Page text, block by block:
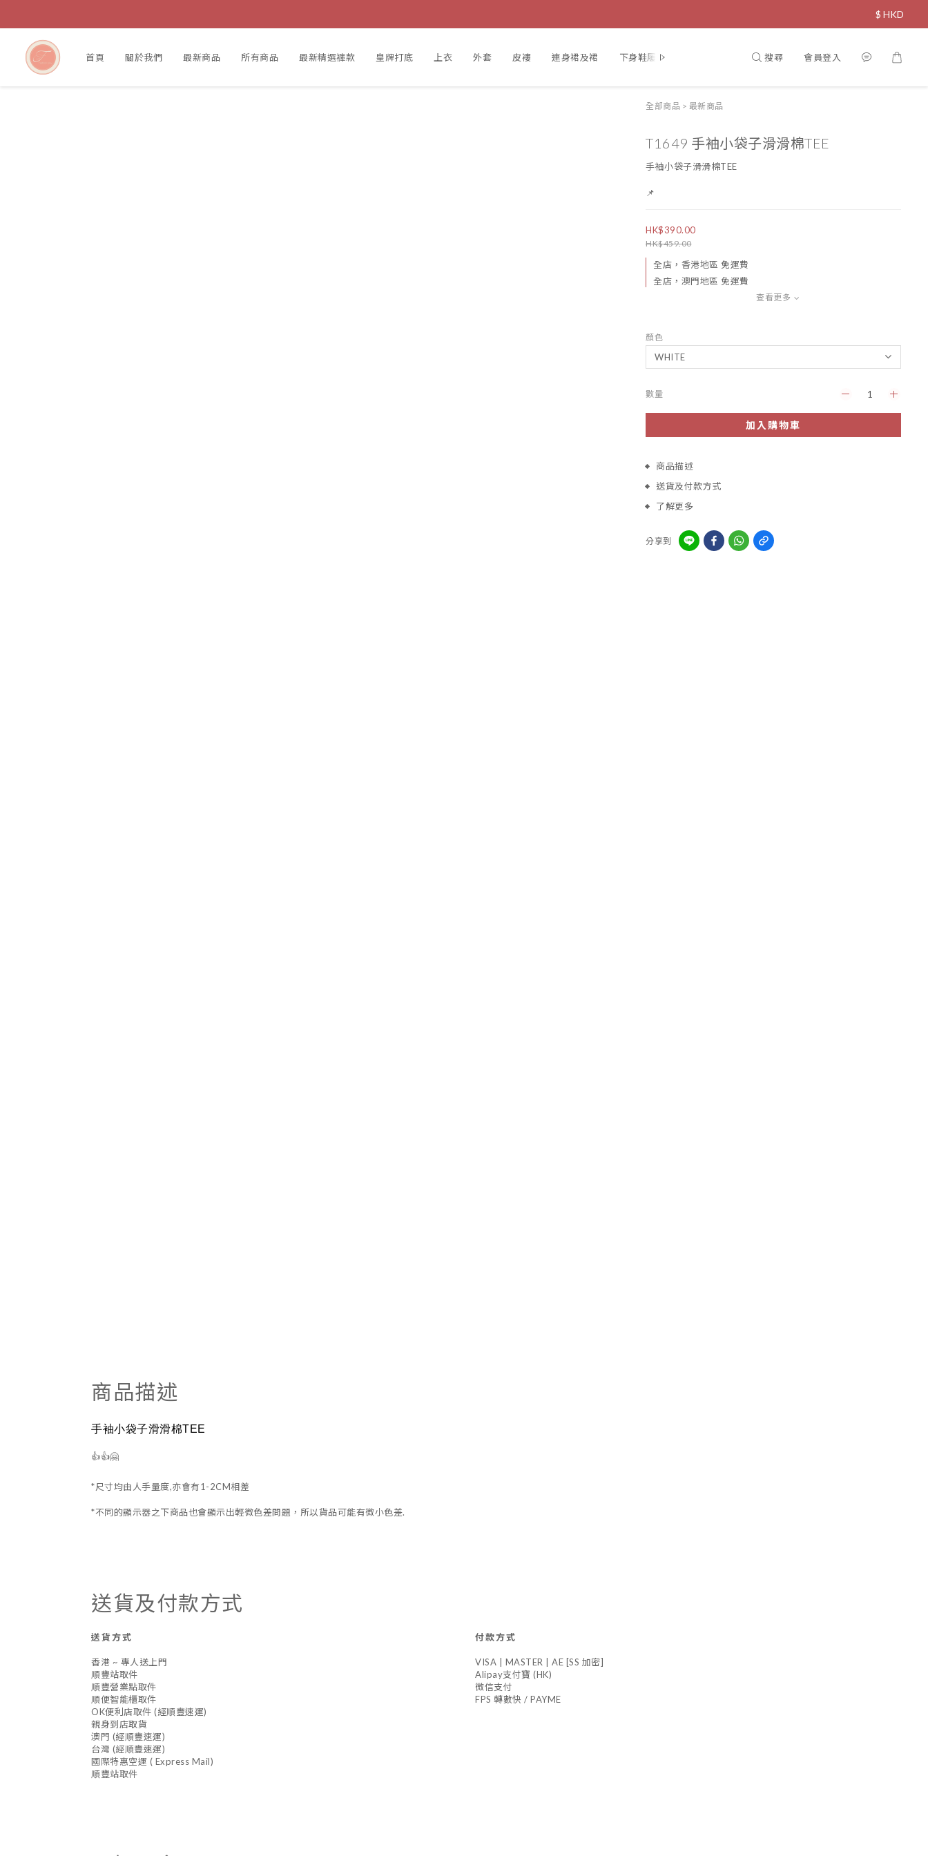
$ HKD
首頁 關於我們 最新商品 所有商品 最新精選褲款 皇牌打底 上衣 外套 皮褸 連身裙及裙 下身鞋履 直播限定 寵物專區
搜尋 會員登入
全部商品 > 最新商品
T1649 手袖小袋子滑滑棉TEE
手袖小袋子滑滑棉TEE
📌
HK$390.00
HK$459.00
全店，香港地區 免運費
全店，澳門地區 免運費
查看更多
顏色
數量
加入購物車
商品描述
送貨及付款方式
了解更多
分享到
商品描述
手袖小袋子滑滑棉TEE
👍👍🤗
*尺寸均由人手量度,亦會有1-2CM相差
*不同的顯示器之下商品也會顯示出輕微色差問題，所以貨品可能有微小色差.
送貨及付款方式
送貨方式
香港 ~ 專人送上門
順豐站取件
順豐營業點取件
順便智能櫃取件
OK便利店取件 (經順豐速運)
親身到店取貨
澳門 (經順豐速運)
台灣 (經順豐速運)
國際特惠空運 ( Express Mail)
順豐站取件
付款方式
VISA | MASTER | AE [SS 加密]
Alipay支付寶 (HK)
微信支付
FPS 轉數快 / PAYME